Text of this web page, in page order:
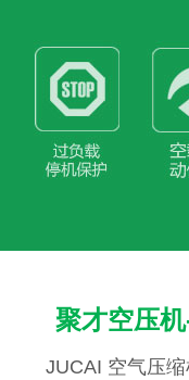
聚才空压机
JUCAI 空气压